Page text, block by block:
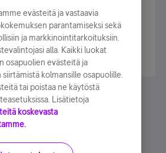
evästeitä ja vastaavia
parantamiseksi sekä
ja markkinointitarkoituksiin.
alla. Kaikki luokat
osapuolien evästeitä ja
kolmansille osapuolille.
tai poistaa ne käytöstä
Lisätietoja
koskevasta